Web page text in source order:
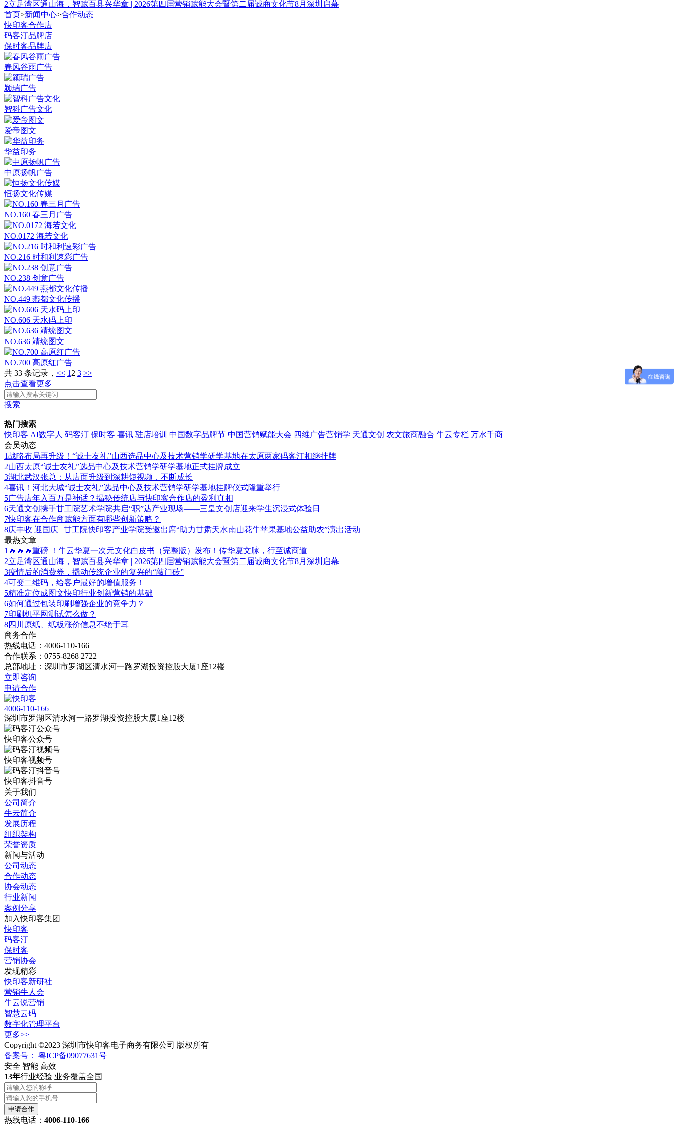
2立足湾区通山海，智赋百县兴华章 | 2026第四届营销赋能大会暨第二届诚商文化节8月深圳启幕
首页>新闻中心>合作动态
快印客合作店
码客汀品牌店
保时客品牌店
春风谷雨广告
颍瑞广告
智科广告文化
爱帝图文
华益印务
中原扬帆广告
恒扬文化传媒
NO.160 春三月广告
NO.0172 海若文化
NO.216 时和利速彩广告
NO.238 创意广告
NO.449 燕都文化传播
NO.606 天水码上印
NO.636 靖统图文
NO.700 高原红广告
共 33 条记录， << 1 2 3 >>
点击查看更多
搜索
热门搜索
快印客 AI数字人 码客汀 保时客 喜讯 驻店培训 中国数字品牌节 中国营销赋能大会 四维广告营销学 天通文创 农文旅商融合 牛云专栏 万水千商
会员动态
1战略布局再升级！“诚士友礼”山西选品中心及技术营销学研学基地在太原两家码客汀相继挂牌
2山西太原“诚士友礼”选品中心及技术营销学研学基地正式挂牌成立
3湖北武汉张总：从店面升级到深耕短视频，不断成长
4喜讯！河北大城“诚士友礼”选品中心及技术营销学研学基地挂牌仪式隆重举行
5广告店年入百万是神话？揭秘传统店与快印客合作店的盈利真相
6天通文创携手甘工院艺术学院共启“职”达产业现场——三皇文创店迎来学生沉浸式体验日
7快印客在合作商赋能方面有哪些创新策略？
8庆丰收 迎国庆 | 甘工院快印客产业学院受邀出席“助力甘肃天水南山花牛苹果基地公益助农”演出活动
最热文章
1 🔥🔥🔥重磅 ！牛云华夏一次元文化白皮书（完整版）发布！传华夏文脉，行至诚商道
2立足湾区通山海，智赋百县兴华章 | 2026第四届营销赋能大会暨第二届诚商文化节8月深圳启幕
3疫情后的消费券，撬动传统企业的复兴的“敲门砖”
4可变二维码，给客户最好的增值服务！
5精准定位成图文快印行业创新营销的基础
6如何通过包装印刷增强企业的竞争力？
7印刷机平网测试怎么做？
8四川原纸、纸板涨价信息不绝于耳
商务合作
热线电话：4006-110-166
合作联系：0755-8268 2722
总部地址：深圳市罗湖区清水河一路罗湖投资控股大厦1座12楼
立即咨询
申请合作
4006-110-166
深圳市罗湖区清水河一路罗湖投资控股大厦1座12楼
快印客公众号
快印客视频号
快印客抖音号
关于我们
公司简介
牛云简介
发展历程
组织架构
荣誉资质
新闻与活动
公司动态
合作动态
协会动态
行业新闻
案例分享
加入快印客集团
快印客
码客汀
保时客
营销协会
发现精彩
快印客新研社
营销牛人会
牛云说营销
智慧云码
数字化管理平台
更多>>
Copyright ©2023 深圳市快印客电子商务有限公司 版权所有
备案号： 粤ICP备09077631号
安全 智能 高效
13年行业经验 业务覆盖全国
热线电话： 4006-110-166